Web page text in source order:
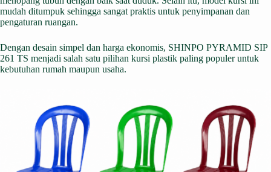
mudah ditumpuk sehingga sangat praktis untuk penyimpanan dan
pengaturan ruangan.
Dengan desain simpel dan harga ekonomis, SHINPO PYRAMID SIP
261 TS menjadi salah satu pilihan kursi plastik paling populer untuk
kebutuhan rumah maupun usaha.